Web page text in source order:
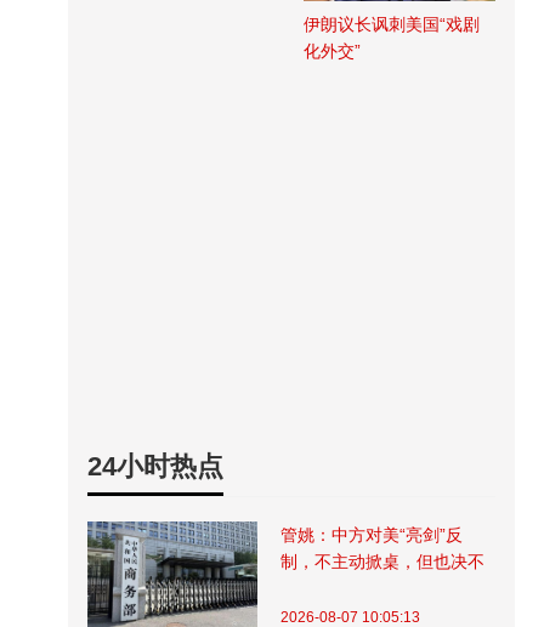
伊朗议长讽刺美国“戏剧
化外交”
24小时热点
管姚：中方对美“亮剑”反
制，不主动掀桌，但也决不
2026-08-07 10:05:13